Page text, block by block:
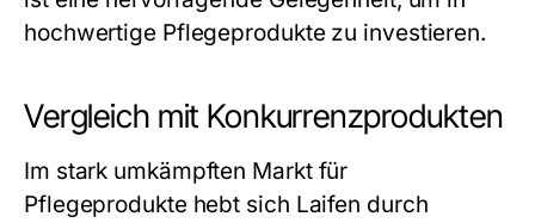
hochwertige Pflegeprodukte zu investieren.
Vergleich mit Konkurrenzprodukten
Im stark umkämpften Markt für
Pflegeprodukte hebt sich Laifen durch